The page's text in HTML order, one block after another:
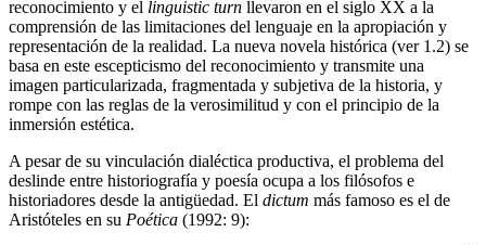
reconocimiento y el linguistic turn llevaron en el siglo XX a la
comprensión de las limitaciones del lenguaje en la apropiación y
representación de la realidad. La nueva novela histórica (ver 1.2) se
basa en este escepticismo del reconocimiento y transmite una
imagen particularizada, fragmentada y subjetiva de la historia, y
rompe con las reglas de la verosimilitud y con el principio de la
inmersión estética.
A pesar de su vinculación dialéctica productiva, el problema del
deslinde entre historiografía y poesía ocupa a los filósofos e
historiadores desde la antigüedad. El dictum más famoso es el de
Aristóteles en su Poética (1992: 9):